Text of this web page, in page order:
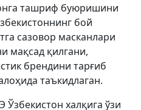
ташриф буюришини
бой
сазовор масканлари
мақсад қилгани,
брендини тарғиб
таъкидлаган.
халқига ўзи